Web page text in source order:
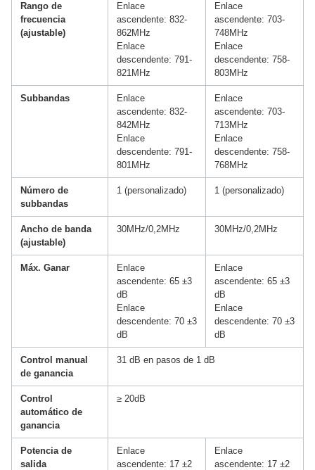
Rango de
frecuencia
(ajustable)
Enlace
ascendente: 832-
862MHz
Enlace
descendente: 791-
821MHz
Enlace
ascendente: 703-
748MHz
Enlace
descendente: 758-
803MHz
Subbandas
Enlace
ascendente: 832-
842MHz
Enlace
descendente: 791-
801MHz
Enlace
ascendente: 703-
713MHz
Enlace
descendente: 758-
768MHz
Número de
subbandas
1 (personalizado) 1 (personalizado)
Ancho de banda
(ajustable)
30MHz/0,2MHz 30MHz/0,2MHz
Máx. Ganar
Enlace
ascendente: 65 ±3
dB
Enlace
descendente: 70 ±3
dB
Enlace
ascendente: 65 ±3
dB
Enlace
descendente: 70 ±3
dB
Control manual
de ganancia
31 dB en pasos de 1 dB
Control
automático de
ganancia
≥ 20dB
Potencia de
salida
Enlace
ascendente: 17 ±2
Enlace
ascendente: 17 ±2